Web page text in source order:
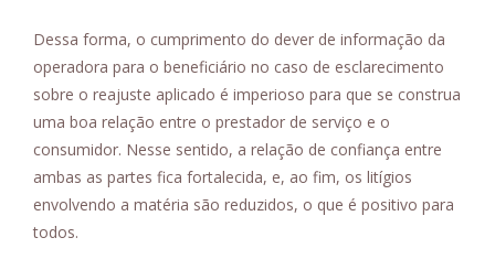
Dessa forma, o cumprimento do dever de informação da
operadora para o beneficiário no caso de esclarecimento
sobre o reajuste aplicado é imperioso para que se construa
uma boa relação entre o prestador de serviço e o
consumidor. Nesse sentido, a relação de confiança entre
ambas as partes fica fortalecida, e, ao fim, os litígios
envolvendo a matéria são reduzidos, o que é positivo para
todos.